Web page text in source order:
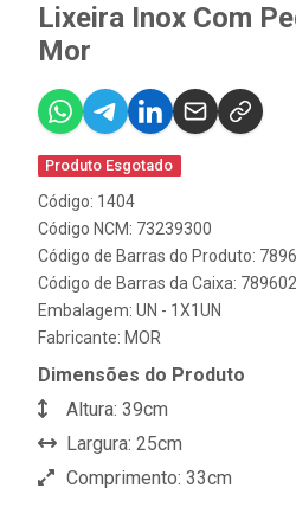
Lixeira Inox Com
Mor
Produto Esgotado
Código: 1404
Código NCM: 73239300
Código de Barras do Produto:
Código de Barras da Caixa:
Embalagem: UN - 1X1UN
Fabricante: MOR
Dimensões do Produto
Altura: 39cm
Largura: 25cm
Comprimento: 33cm